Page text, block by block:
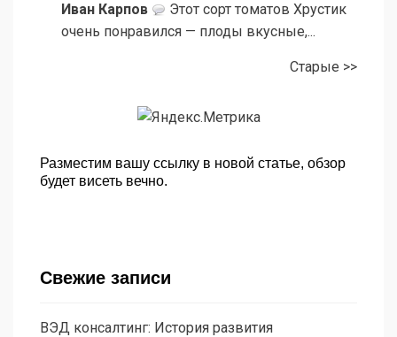
Иван Карпов
Этот сорт томатов Хрустик
очень понравился — плоды вкусные,...
Старые >>
Разместим вашу ссылку в новой статье, обзор
будет висеть вечно.
Свежие записи
ВЭД консалтинг: История развития